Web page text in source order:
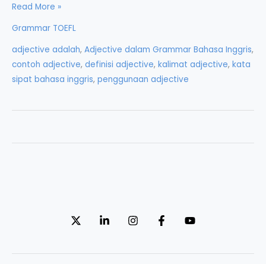
Adjective
Bahasa
Inggris
Read More »
Grammar TOEFL
adjective adalah, Adjective dalam Grammar Bahasa Inggris,
contoh adjective, definisi adjective, kalimat adjective, kata
sipat bahasa inggris, penggunaan adjective